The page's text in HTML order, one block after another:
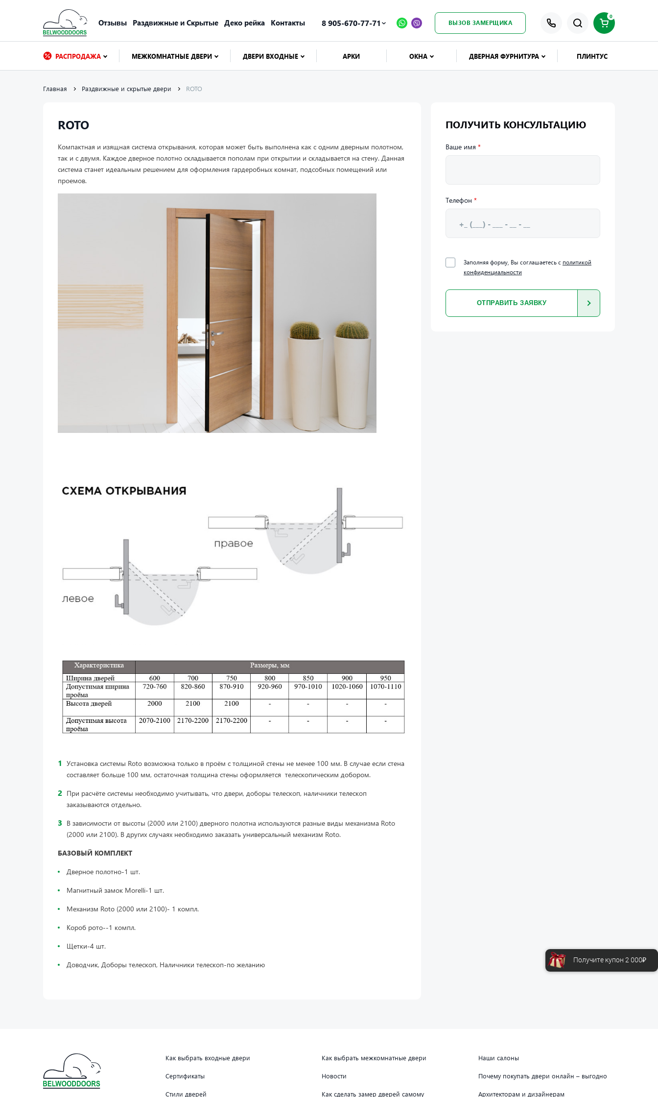
Отзывы Раздвижные и Скрытые Деко рейка Контакты 8 905-670-77-71 ВЫЗОВ ЗАМЕРЩИКА
0
РАСПРОДАЖА МЕЖКОМНАТНЫЕ ДВЕРИ ДВЕРИ ВХОДНЫЕ АРКИ ОКНА ДВЕРНАЯ ФУРНИТУРА ПЛИНТУС
Главная Раздвижные и скрытые двери ROTO
ROTO
Компактная и изящная система открывания, которая может быть выполнена как с одним дверным полотном,
так и с двумя. Каждое дверное полотно складывается пополам при открытии и складывается на стену. Данная
система станет идеальным решением для оформления гардеробных комнат, подсобных помещений или
проемов.
Установка системы Roto возможна только в проём с толщиной стены не менее 100 мм. В случае если стена
составляет больше 100 мм, остаточная толщина стены оформляется телескопическим добором.
При расчёте системы необходимо учитывать, что двери, доборы телескоп, наличники телескоп
заказываются отдельно.
В зависимости от высоты (2000 или 2100) дверного полотна используются разные виды механизма Roto
(2000 или 2100). В других случаях необходимо заказать универсальный механизм Roto.
БАЗОВЫЙ КОМПЛЕКТ
Дверное полотно-1 шт.
Магнитный замок Morelli-1 шт.
Механизм Roto (2000 или 2100)- 1 компл.
Короб рото--1 компл.
Щетки-4 шт.
Доводчик, Доборы телескоп, Наличники телескоп-по желанию
ПОЛУЧИТЬ КОНСУЛЬТАЦИЮ
Ваше имя *
Телефон *
Заполняя форму, Вы соглашаетесь с политикой
конфиденциальности
ОТПРАВИТЬ ЗАЯВКУ
Как выбрать входные двери Как выбрать межкомнатные двери Наши салоны
Сертификаты Новости Почему покупать двери онлайн – выгодно
Стили дверей Как сделать замер дверей самому Архитекторам и дизайнерам
Получите купон 2 000₽